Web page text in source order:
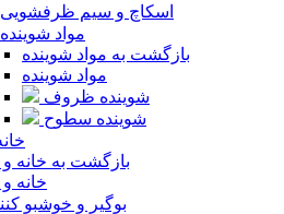
اسکاچ و سیم ظرفشویی
مواد شوینده
بازگشت به مواد شوینده
مواد شوینده
شوینده ظروف
شوینده سطوح
بازگشت به خانه و
خانه
بوگیر و خوشبو